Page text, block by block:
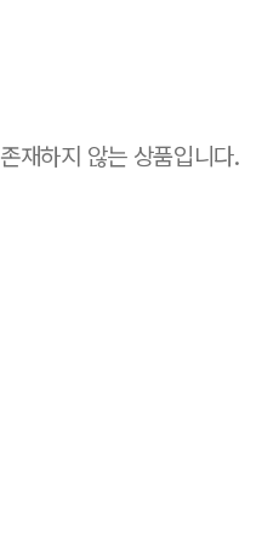
존재하지 않는 상품입니다.